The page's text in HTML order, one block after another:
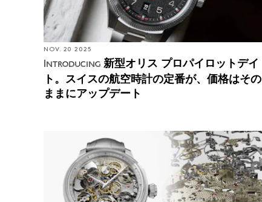
NOV. 20 2025
Introducing 新型オリス プロパイロットデイ
ト。スイスの航空時計の定番が、価格はその
ままにアップデート